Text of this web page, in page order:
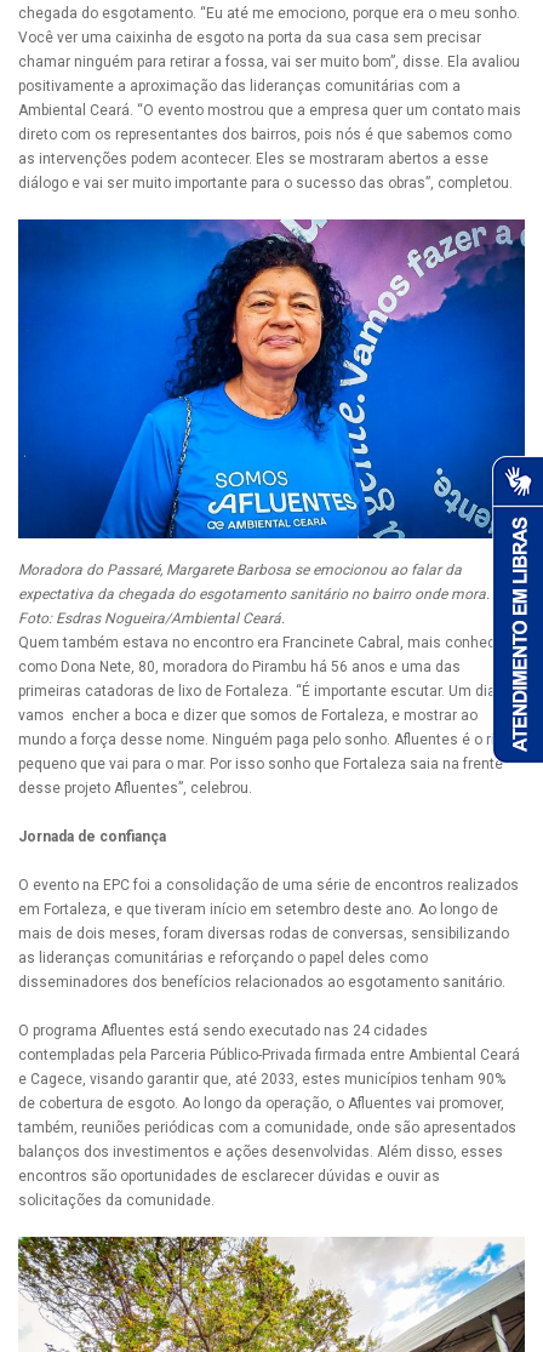
chegada do esgotamento. “Eu até me emociono, porque era o meu sonho.
Você ver uma caixinha de esgoto na porta da sua casa sem precisar
chamar ninguém para retirar a fossa, vai ser muito bom”, disse. Ela avaliou
positivamente a aproximação das lideranças comunitárias com a
Ambiental Ceará. “O evento mostrou que a empresa quer um contato mais
direto com os representantes dos bairros, pois nós é que sabemos como
as intervenções podem acontecer. Eles se mostraram abertos a esse
diálogo e vai ser muito importante para o sucesso das obras”, completou.
Moradora do Passaré, Margarete Barbosa se emocionou ao falar da
expectativa da chegada do esgotamento sanitário no bairro onde mora.
Foto: Esdras Nogueira/Ambiental Ceará.
Quem também estava no encontro era Francinete Cabral, mais conhecida
como Dona Nete, 80, moradora do Pirambu há 56 anos e uma das
primeiras catadoras de lixo de Fortaleza. “É importante escutar. Um dia,
vamos encher a boca e dizer que somos de Fortaleza, e mostrar ao
mundo a força desse nome. Ninguém paga pelo sonho. Afluentes é o rio
pequeno que vai para o mar. Por isso sonho que Fortaleza saia na frente
desse projeto Afluentes”, celebrou.
Jornada de confiança
O evento na EPC foi a consolidação de uma série de encontros realizados
em Fortaleza, e que tiveram início em setembro deste ano. Ao longo de
mais de dois meses, foram diversas rodas de conversas, sensibilizando
as lideranças comunitárias e reforçando o papel deles como
disseminadores dos benefícios relacionados ao esgotamento sanitário.
O programa Afluentes está sendo executado nas 24 cidades
contempladas pela Parceria Público-Privada firmada entre Ambiental Ceará
e Cagece, visando garantir que, até 2033, estes municípios tenham 90%
de cobertura de esgoto. Ao longo da operação, o Afluentes vai promover,
também, reuniões periódicas com a comunidade, onde são apresentados
balanços dos investimentos e ações desenvolvidas. Além disso, esses
encontros são oportunidades de esclarecer dúvidas e ouvir as
solicitações da comunidade.